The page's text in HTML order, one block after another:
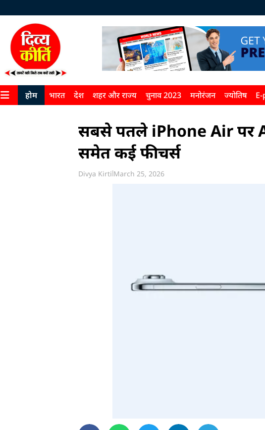
होम भारत देश शहर और राज्य चुनाव 2023 मनोरंजन ज्योतिष
सबसे पतले iPhone Air पर
समेत कई फीचर्स
Divya Kirti March 25, 2026